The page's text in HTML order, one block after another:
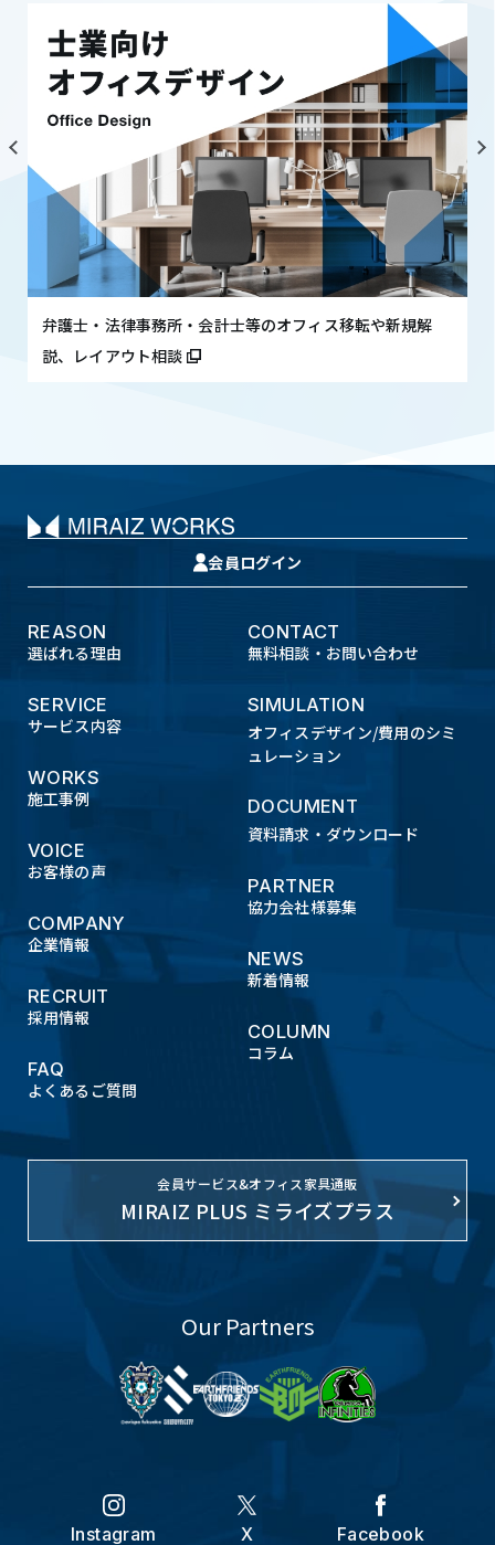
弁護士・法律事務所・会計士等のオフィス移転や新規解
説、レイアウト相談
会員ログイン
REASON
選ばれる理由
SERVICE
サービス内容
WORKS
施工事例
VOICE
お客様の声
COMPANY
企業情報
RECRUIT
採用情報
FAQ
よくあるご質問
CONTACT
無料相談・お問い合わせ
SIMULATION
オフィスデザイン/費用のシミ
ュレーション
DOCUMENT
資料請求・ダウンロード
PARTNER
協力会社様募集
NEWS
新着情報
COLUMN
コラム
会員サービス&オフィス家具通販
MIRAIZ PLUS ミライズプラス
Our Partners
Instagram X Facebook